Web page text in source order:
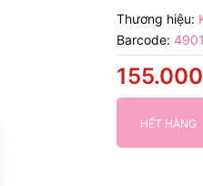
Thương hiệu:
Barcode:
HẾT HÀNG